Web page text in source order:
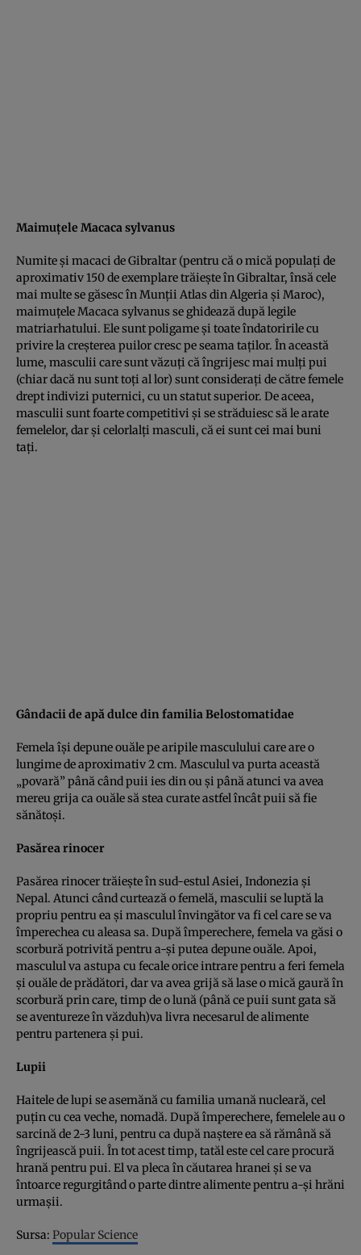
Maimuţele Macaca sylvanus
Numite şi macaci de Gibraltar (pentru că o mică populaţi de
aproximativ 150 de exemplare trăieşte în Gibraltar, însă cele
mai multe se găsesc în Munţii Atlas din Algeria şi Maroc),
maimuţele Macaca sylvanus se ghidează după legile
matriarhatului. Ele sunt poligame şi toate îndatoririle cu
privire la creşterea puilor cresc pe seama taţilor. În această
lume, masculii care sunt văzuţi că îngrijesc mai mulţi pui
(chiar dacă nu sunt toţi al lor) sunt consideraţi de către femele
drept indivizi puternici, cu un statut superior. De aceea,
masculii sunt foarte competitivi şi se străduiesc să le arate
femelelor, dar şi celorlalţi masculi, că ei sunt cei mai buni
taţi.
Gândacii de apă dulce din familia Belostomatidae
Femela îşi depune ouăle pe aripile masculului care are o
lungime de aproximativ 2 cm. Masculul va purta această
„povară” până când puii ies din ou şi până atunci va avea
mereu grija ca ouăle să stea curate astfel încât puii să fie
sănătoşi.
Pasărea rinocer
Pasărea rinocer trăieşte în sud-estul Asiei, Indonezia şi
Nepal. Atunci când curtează o femelă, masculii se luptă la
propriu pentru ea şi masculul învingător va fi cel care se va
împerechea cu aleasa sa. După împerechere, femela va găsi o
scorbură potrivită pentru a-şi putea depune ouăle. Apoi,
masculul va astupa cu fecale orice intrare pentru a feri femela
şi ouăle de prădători, dar va avea grijă să lase o mică gaură în
scorbură prin care, timp de o lună (până ce puii sunt gata să
se aventureze în văzduh)va livra necesarul de alimente
pentru partenera şi pui.
Lupii
Haitele de lupi se asemănă cu familia umană nucleară, cel
puţin cu cea veche, nomadă. După împerechere, femelele au o
sarcină de 2-3 luni, pentru ca după naştere ea să rămână să
îngrijească puii. În tot acest timp, tatăl este cel care procură
hrană pentru pui. El va pleca în căutarea hranei şi se va
întoarce regurgitând o parte dintre alimente pentru a-şi hrăni
urmaşii.
Sursa: Popular Science